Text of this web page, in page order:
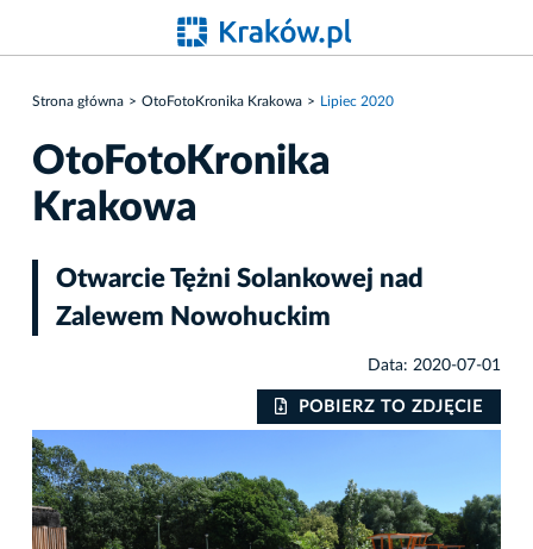
Strona główna OtoFotoKronika Krakowa Lipiec 2020
OtoFotoKronika
Krakowa
Otwarcie Tężni Solankowej nad
Zalewem Nowohuckim
Data: 2020-07-01
POBIERZ TO ZDJĘCIE